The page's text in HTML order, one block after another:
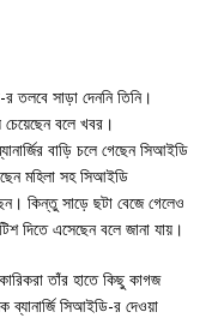
তলবে সাড়া দেননি তিনি।
বলে খবর।
বাড়ি চলে গেছেন সিআইডি
মহিলা সহ সিআইডি
কিন্তু সাড়ে ছটা বেজে গেলেও
দিতে এসেছেন বলে জানা যায়।
তাঁর হাতে কিছু কাগজ
সিআইডি-র দেওয়া